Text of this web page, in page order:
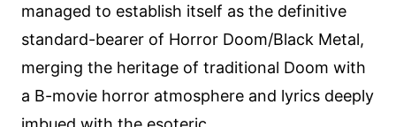
managed to establish itself as the definitive
standard-bearer of Horror Doom/Black Metal,
merging the heritage of traditional Doom with
a B-movie horror atmosphere and lyrics deeply